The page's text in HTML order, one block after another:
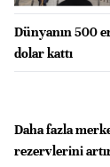
Dünyanın 500
dolar kattı
Daha fazla
rezervlerini